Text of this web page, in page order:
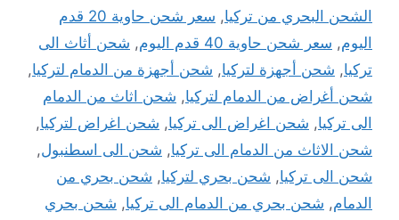
الشحن البحري من تركيا,
سعر شحن حاوية 20 قدم
اليوم, سعر شحن حاوية 40 قدم اليوم , شحن أثاث الى
تركيا, شحن أجهزة لتركيا, شحن أجهزة من الدمام لتركيا,
شحن أغراض من الدمام لتركيا, شحن اثاث من الدمام
الى تركيا, شحن اغراض الى تركيا, شحن اغراض لتركيا,
شحن الاثاث من الدمام الى تركيا, شحن الى اسطنبول,
شحن الى تركيا, شحن بحري لتركيا, شحن بحري من
الدمام, شحن بحري من الدمام الى تركيا, شحن بحري